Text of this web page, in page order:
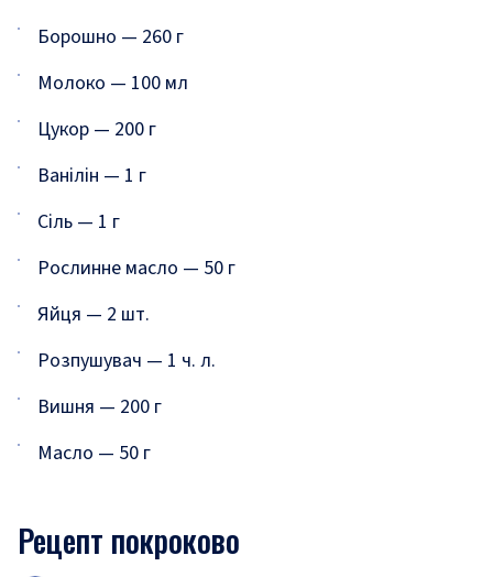
Борошно — 260 г
Молоко — 100 мл
Цукор — 200 г
Ванілін — 1 г
Сіль — 1 г
Рослинне масло — 50 г
Яйця — 2 шт.
Розпушувач — 1 ч. л.
Вишня — 200 г
Масло — 50 г
Рецепт покроково